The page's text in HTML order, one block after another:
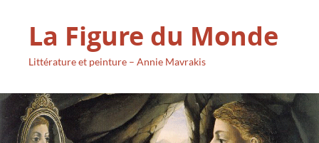
La Figure du Monde
Littérature et peinture – Annie Mavrakis